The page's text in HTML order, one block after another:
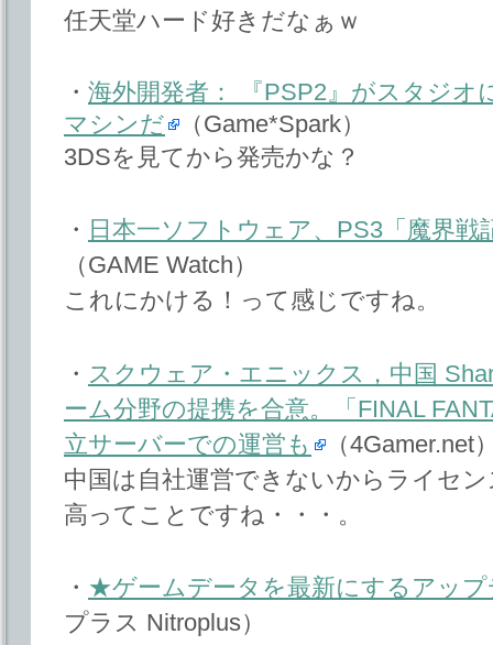
任天堂ハード好きだなぁｗ
・ 海外開発者： 『PSP2』がスタジ
マシンだ
（Game*Spark）
3DSを見てから発売かな？
・ 日本一ソフトウェア、PS3「魔界
（GAME Watch）
これにかける！って感じですね。
・ スクウェア・エニックス，中国
ーム分野の提携を合意。「FINAL
立サーバーでの運営も
（4Gamer.net
中国は自社運営できないからライセ
高ってことですね・・・。
・ ★ゲームデータを最新にするアッ
プラス Nitroplus）